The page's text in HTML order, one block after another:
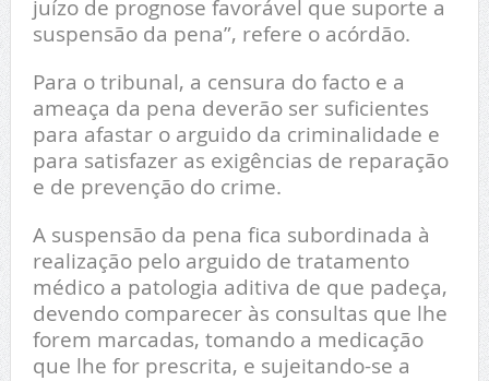
juízo de prognose favorável que suporte a
suspensão da pena”, refere o acórdão.
Para o tribunal, a censura do facto e a
ameaça da pena deverão ser suficientes
para afastar o arguido da criminalidade e
para satisfazer as exigências de reparação
e de prevenção do crime.
A suspensão da pena fica subordinada à
realização pelo arguido de tratamento
médico a patologia aditiva de que padeça,
devendo comparecer às consultas que lhe
forem marcadas, tomando a medicação
que lhe for prescrita, e sujeitando-se a